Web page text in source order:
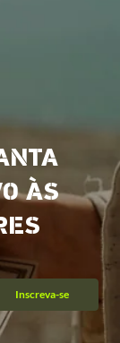
ÀS
Inscreva-se